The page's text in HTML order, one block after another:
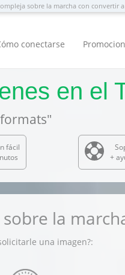
sobre la marcha con convertir a
conectarse
en el
fácil
+
la
una imagen?: